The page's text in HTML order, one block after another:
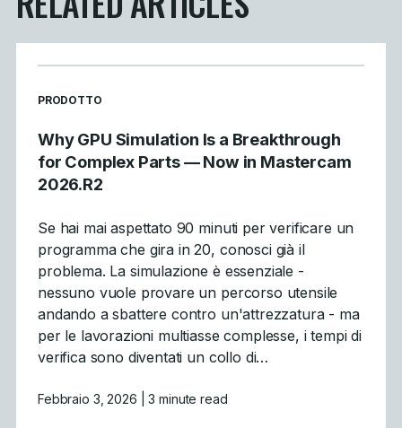
READ MORE ARTICLES ABOUT
PRODOTTO
Why GPU Simulation Is a Breakthrough
for Complex Parts — Now in Mastercam
2026.R2
Se hai mai aspettato 90 minuti per verificare un
programma che gira in 20, conosci già il
problema. La simulazione è essenziale -
nessuno vuole provare un percorso utensile
andando a sbattere contro un'attrezzatura - ma
per le lavorazioni multiasse complesse, i tempi di
verifica sono diventati un collo di…
Febbraio 3, 2026 | 3 minute read